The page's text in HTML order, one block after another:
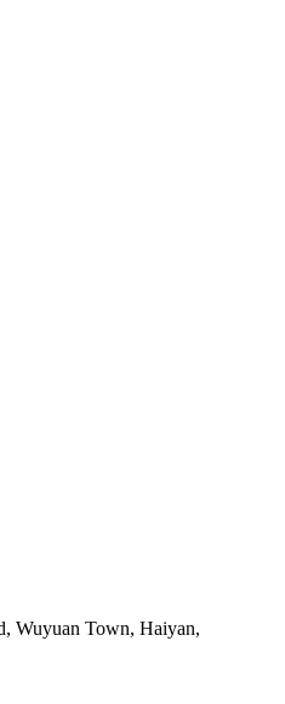
Wuyuan Town, Haiyan,